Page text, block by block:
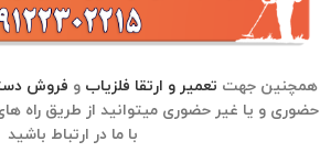
همچنین جهت تعمیر و ارتقا فلزیاب و فروش
حضوری و یا غیر حضوری میتوانید از طریق راه
با ما در ارتباط باشید